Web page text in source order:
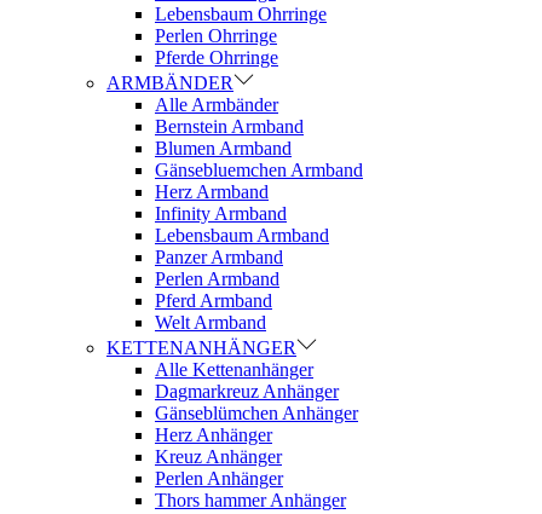
Lebensbaum Ohrringe
Perlen Ohrringe
Pferde Ohrringe
ARMBÄNDER
Alle Armbänder
Bernstein Armband
Blumen Armband
Gänsebluemchen Armband
Herz Armband
Infinity Armband
Lebensbaum Armband
Panzer Armband
Perlen Armband
Pferd Armband
Welt Armband
KETTENANHÄNGER
Alle Kettenanhänger
Dagmarkreuz Anhänger
Gänseblümchen Anhänger
Herz Anhänger
Kreuz Anhänger
Perlen Anhänger
Thors hammer Anhänger